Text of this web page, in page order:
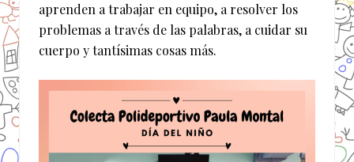
aprenden a trabajar en equipo, a resolver los
problemas a través de las palabras, a cuidar su
cuerpo y tantísimas cosas más.